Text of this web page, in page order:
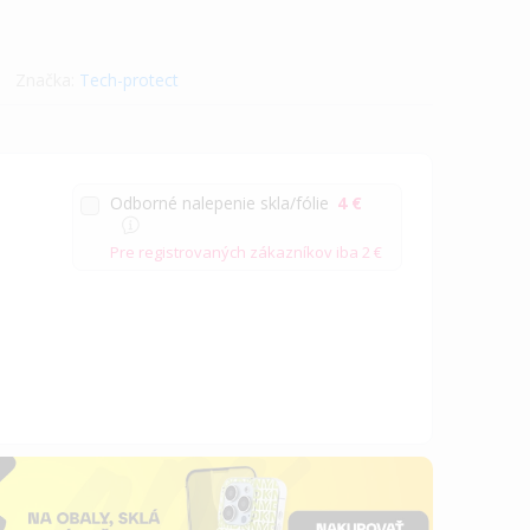
Tech-protect
Odborné nalepenie skla/fólie 4 €
Pre registrovaných zákazníkov iba 2 €